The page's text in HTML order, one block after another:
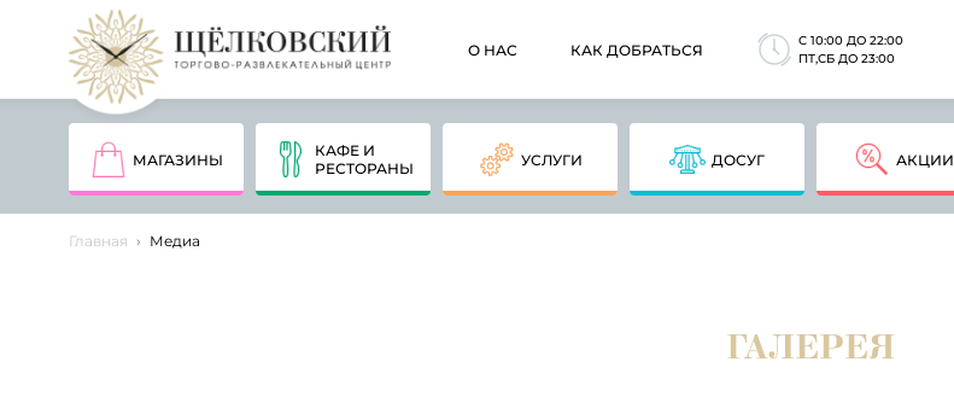
О НАС КАК ДОБРАТЬСЯ
C 10:00 ДО 22:00
ПТ,СБ ДО 23:00
МАГАЗИНЫ
КАФЕ И
РЕСТОРАНЫ
УСЛУГИ ДОСУГ АКЦИИ
Главная Медиа
ГАЛЕРЕЯ